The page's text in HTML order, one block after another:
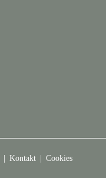
Kontakt Cookies